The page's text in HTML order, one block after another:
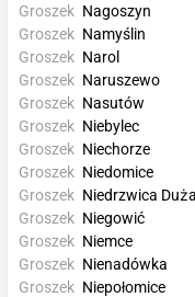
Groszek Nagoszyn
Groszek Namyślin
Groszek Narol
Groszek Naruszewo
Groszek Nasutów
Groszek Niebylec
Groszek Niechorze
Groszek Niedomice
Groszek Niedrzwica Duża
Groszek Niegowić
Groszek Niemce
Groszek Nienadówka
Groszek Niepołomice